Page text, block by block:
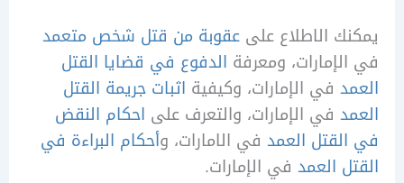
الاطلاع علىعقوبة من قتل شخص متعمد
ومعرفة الدفوع في قضايا القتل
في الإمارات، وكيفية اثبات جريمة القتل
في الإمارات، والتعرف علىاحكام النقض
العمدفي الامارات، وأحكام البراءة في
العمدفي الإمارات.